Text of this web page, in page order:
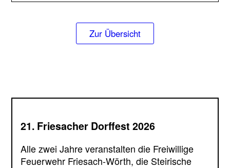
Zur Übersicht
21. Friesacher Dorffest 2026
Alle zwei Jahre veranstalten die Freiwillige
Feuerwehr Friesach-Wörth, die Steirische